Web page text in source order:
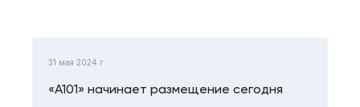
31 мая 2024 г.
«А101» начинает размещение сегодня